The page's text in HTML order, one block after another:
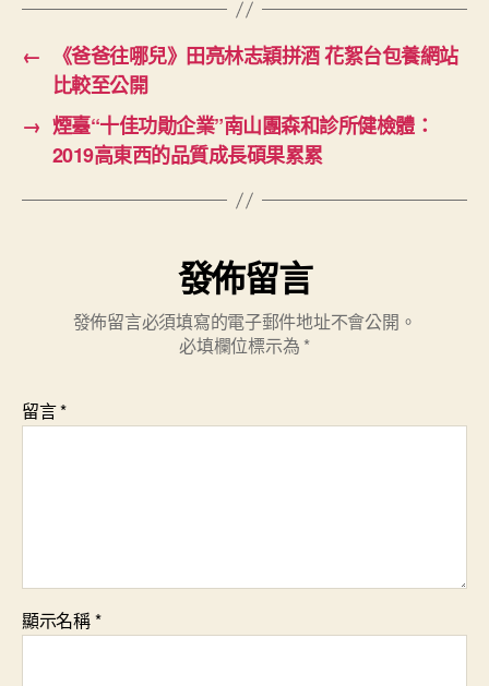
←
《爸爸往哪兒》田亮林志穎拼酒 花絮台包養網站
比較至公開
→ 煙臺“十佳功勛企業”南山團森和診所健檢體：
2019高東西的品質成長碩果累累
發佈留言
發佈留言必須填寫的電子郵件地址不會公開。
必填欄位標示為 *
留言*
顯示名稱*